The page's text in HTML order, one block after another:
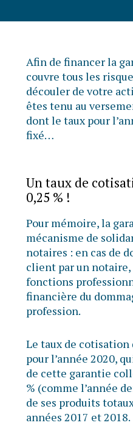
Afin de financer la
couvre tous les
découler de votre
êtes tenu au
dont le taux pour
fixé…
Un taux de
0,25 % !
Pour mémoire, la
mécanisme de
notaires : en cas de
client par un notaire,
fonctions
financière du
profession.
Le taux de cotisation
pour l’année 2020,
de cette garantie
% (comme l’année
de ses produits
années 2017 et 2018.